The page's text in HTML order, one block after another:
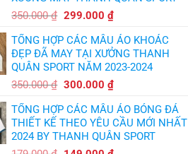
chát
của
bầy
quỷ
nhỏ
cầu
,thiết
free
350.000₫ Giá
là:
350.000 ₫.
299.000 ₫Giá
tại
là:
299.000 ₫.
TỔNG HỢP CÁC MẪU ÁO KHOÁC
ĐẸP ĐÃ MAY TẠI XƯỞNG THANH
QUÂN SPORT NĂM 2023-2024
350.000₫ Giá
là:
350.000 ₫.
300.000 ₫Giá
tại
là:
300.000 ₫.
TỔNG HỢP CÁC MẪU ÁO BÓNG ĐÁ
THIẾT KẾ THEO YÊU CẦU MỚI NHẤT
2024 BY THANH QUÂN SPORT